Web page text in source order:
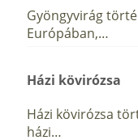
Gyöngyvirág
Európában,…
Házi kövirózsa
Házi kövirózsa
házi…